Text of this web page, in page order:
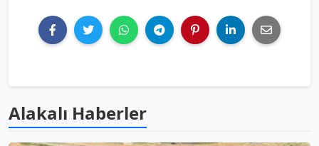
Alakalı Haberler